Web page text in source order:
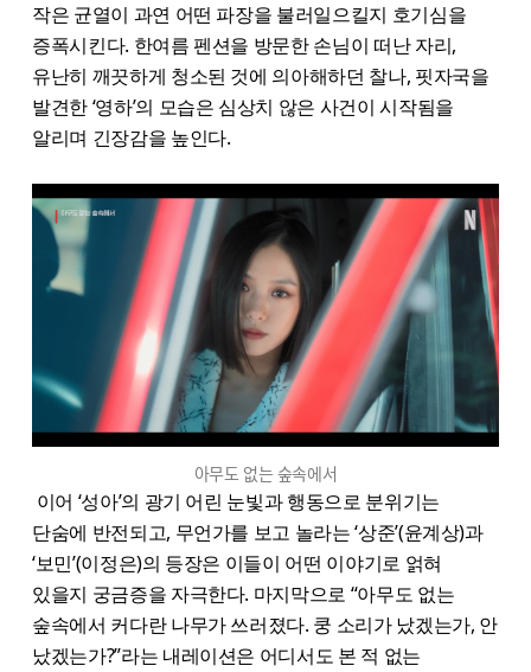
작은 균열이 과연 어떤 파장을 불러일으킬지 호기심을
증폭시킨다. 한여름 펜션을 방문한 손님이 떠난 자리,
유난히 깨끗하게 청소된 것에 의아해하던 찰나, 핏자국을
발견한 ‘영하’의 모습은 심상치 않은 사건이 시작됨을
알리며 긴장감을 높인다.
아무도 없는 숲속에서
이어 ‘성아’의 광기 어린 눈빛과 행동으로 분위기는
단숨에 반전되고, 무언가를 보고 놀라는 ‘상준’(윤계상)과
‘보민’(이정은)의 등장은 이들이 어떤 이야기로 얽혀
있을지 궁금증을 자극한다. 마지막으로 “​아무도 없는
숲속에서 커다란 나무가 쓰러졌다. 쿵 소리가 났겠는가, 안
났겠는가?”라는 내레이션은 어디서도 본 적 없는